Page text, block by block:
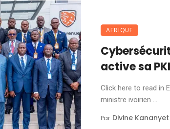
AFRIQUE
active sa
Click here to read in
ministre ivoirien ...
Par Divine Kananyet